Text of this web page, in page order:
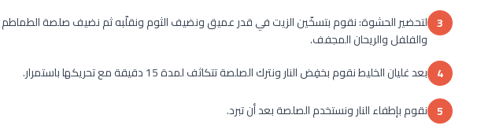
3 لتحضير الحشوة: نقوم بتسخّين الزيت في قدر عميق ونضيف الثوم ونقلّبه ثم نضيف صلصة الطماطم
والفلفل والريحان المجفف.
4 بعد غليان الخليط نقوم بخفِض النار ونترك الصلصة تتكاثف لمدة 15 دقيقة مع تحريكها باستمرار.
5 نقوم بإطفاء النار ونستخدم الصلصة بعد أن تبرد.